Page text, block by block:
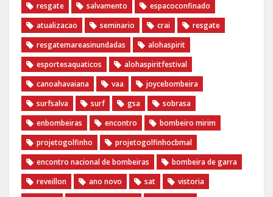
resgate
salvamento
espacoconfinado
atualizacao
seminario crai
resgate
resgatemareasinundadas
alohaspirit
esportesaquaticos
alohaspiritfestival
canoahavaiana
vaa
joycebombeira
surfsalva
surf gsa
sobrasa
enbombeiras
encontro
bombeiro mirim
projetogolfinho
projetogolfinhocbmal
encontro nacional de bombeiras
bombeira de garra
reveillon
ano novo sat
vistoria